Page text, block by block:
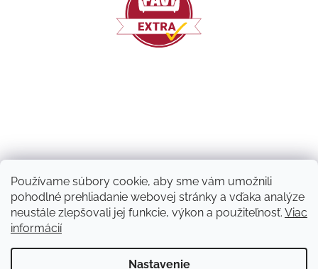
Používame súbory cookie, aby sme vám umožnili
pohodlné prehliadanie webovej stránky a vďaka analýze
neustále zlepšovali jej funkcie, výkon a použiteľnosť. Viac
informácií
Nastavenie